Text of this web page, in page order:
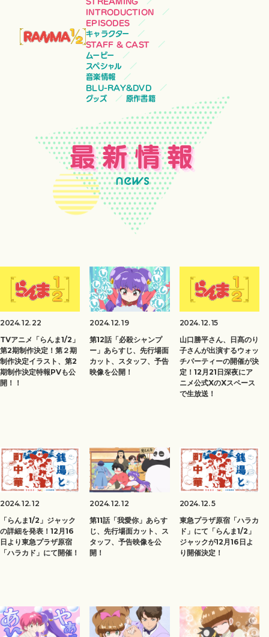
INTRODUCTION
EPISODES
キャラクター
STAFF & CAST
ムービー
スペシャル
音楽情報
BLU-RAY&DVD
グッズ
原作書籍
最新情報
news
2024. 12. 22
TVアニメ「らんま1/2」
第2期制作決定！第２期
制作決定イラスト、第2
期制作決定特報PVも公
開！！
2024. 12. 19
第12話「必殺シャンプ
ー」あらすじ、先行場面
カット、スタッフ、予告
映像を公開！
2024. 12. 15
山口勝平さん、日髙のり
子さんが出演するウォッ
チパーティーの開催が決
定！12月21日深夜にア
ニメ公式XのXスペース
で生放送！
2024. 12. 12
「らんま1/2」ジャック
の詳細を発表！12月16
日より東急プラザ原宿
「ハラカド」にて開催！
2024. 12. 12
第11話「我愛你」あらす
じ、先行場面カット、ス
タッフ、予告映像を公
開！
2024. 12. 5
東急プラザ原宿「ハラカ
ド」にて「らんま1/2」
ジャックが12月16日よ
り開催決定！